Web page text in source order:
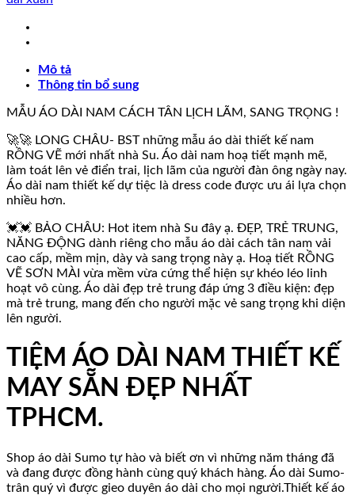
số
lượng
Mô tả
Thông tin bổ sung
MẪU ÁO DÀI NAM CÁCH TÂN LỊCH LÃM, SANG TRỌNG !
🚀🚀 LONG CHÂU- BST những mẫu áo dài thiết kế nam
RỒNG VẼ mới nhất nhà Su. Áo dài nam hoạ tiết mạnh mẽ,
làm toát lên vẻ điển trai, lịch lãm của người đàn ông ngày nay.
Áo dài nam thiết kế dự tiệc là dress code được ưu ái lựa chọn
nhiều hơn.
💓💓 BẢO CHÂU: Hot item nhà Su đây ạ. ĐẸP, TRẺ TRUNG,
NĂNG ĐỘNG dành riêng cho mẫu áo dài cách tân nam vải
cao cấp, mềm mịn, dày và sang trọng này ạ. Hoạ tiết RỒNG
VẼ SƠN MÀI vừa mềm vừa cứng thể hiện sự khéo léo linh
hoạt vô cùng. Áo dài đẹp trẻ trung đáp ứng 3 điều kiện: đẹp
mà trẻ trung, mang đến cho người mặc vẻ sang trọng khi diện
lên người.
TIỆM ÁO DÀI NAM THIẾT KẾ
MAY SẴN ĐẸP NHẤT
TPHCM.
Shop áo dài Sumo tự hào và biết ơn vì những năm tháng đã
và đang được đồng hành cùng quý khách hàng. Áo dài Sumo-
trân quý vì được gieo duyên áo dài cho mọi người.Thiết kế áo